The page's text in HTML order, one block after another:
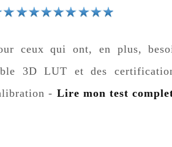
ceux qui ont, en plus,
3D LUT et des
- Lire mon test